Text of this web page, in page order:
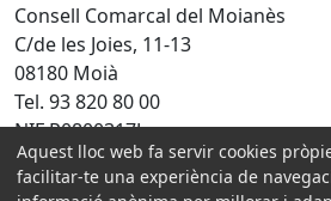
Consell Comarcal del Moianès
C/de les Joies, 11-13
08180 Moià
Tel. 93 820 80 00
NIF P0800317J
Amb la col·laboració de:
Aquest lloc web fa servir cookies
facilitar-te una experiència de